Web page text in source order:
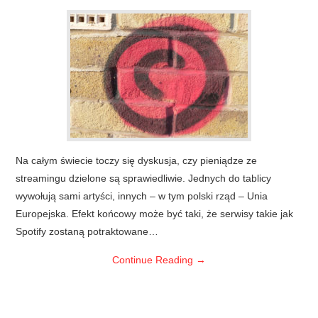
Na całym świecie toczy się dyskusja, czy pieniądze ze
streamingu dzielone są sprawiedliwie. Jednych do tablicy
wywołują sami artyści, innych – w tym polski rząd – Unia
Europejska. Efekt końcowy może być taki, że serwisy takie jak
Spotify zostaną potraktowane…
Continue Reading →